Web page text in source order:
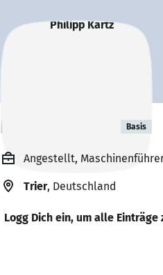
Philipp Kartz Basis
Angestellt,
Trier, Deutschland
Logg Dich ein, um alle Einträge